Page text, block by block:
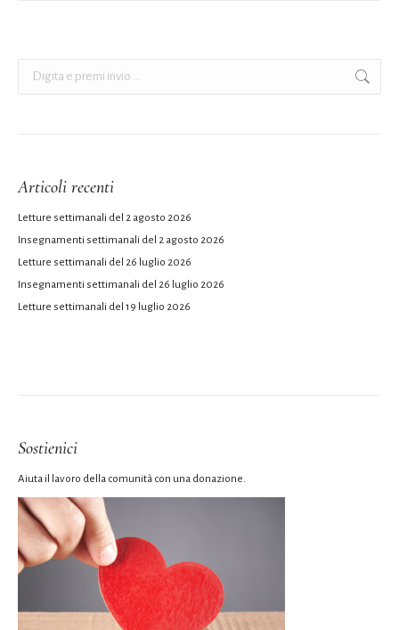
Articoli recenti
Letture settimanali del 2 agosto 2026
Insegnamenti settimanali del 2 agosto 2026
Letture settimanali del 26 luglio 2026
Insegnamenti settimanali del 26 luglio 2026
Letture settimanali del 19 luglio 2026
Sostienici
Aiuta il lavoro della comunità con una donazione.